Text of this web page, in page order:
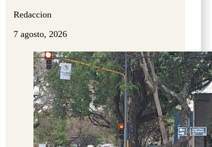
Redaccion
7 agosto, 2026